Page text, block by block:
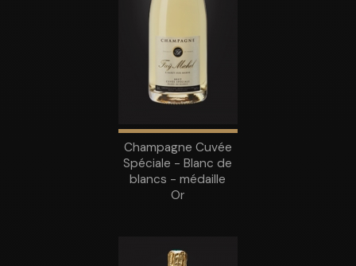
Champagne Cuvée
Spéciale - Blanc de
blancs - médaille
Or